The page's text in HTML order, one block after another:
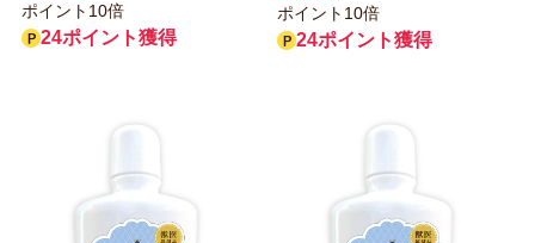
ポイント10倍
24ポイント獲得
ポイント10倍
24ポイント獲得